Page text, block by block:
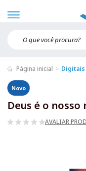
Página inicial Digitais
Novo
Deus é o
AVALIAR